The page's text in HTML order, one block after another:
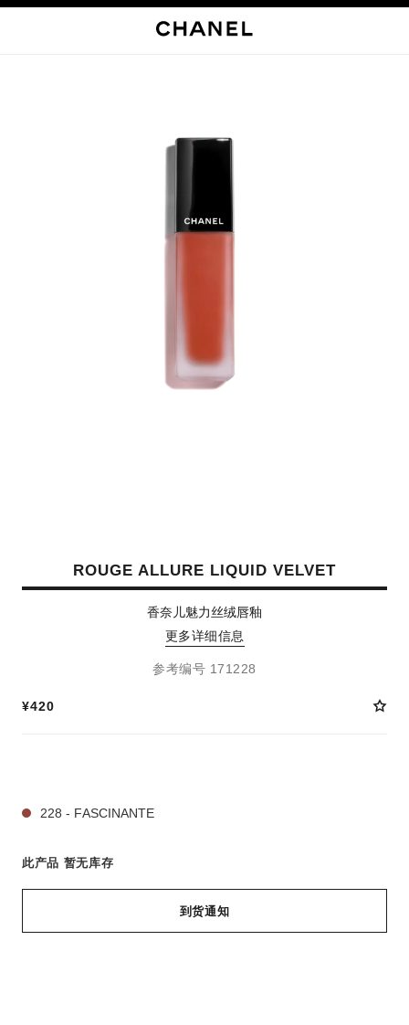
ROUGE ALLURE LIQUID VELVET
香奈儿魅力丝绒唇釉
更多详细信息
参考编号 171228
¥420
228 - FASCINANTE
此产品 暂无库存
到货通知